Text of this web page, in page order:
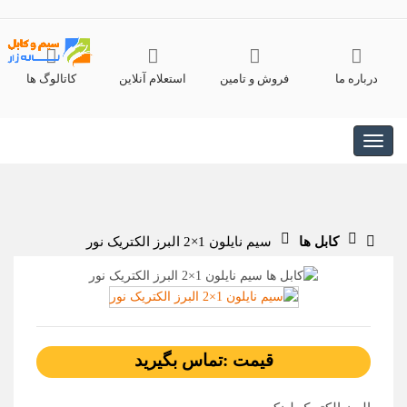
درباره ما فروش و تامین استعلام آنلاین کاتالوگ ها
کابل ها سیم نایلون 1×2 البرز الکتریک نور
قیمت :تماس بگیرید